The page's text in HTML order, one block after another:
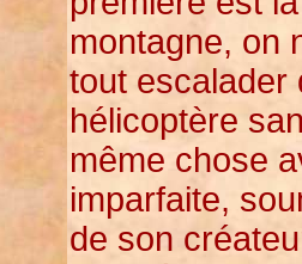
montagne, on
tout escalader
hélicoptère
même chose
imparfaite,
de son